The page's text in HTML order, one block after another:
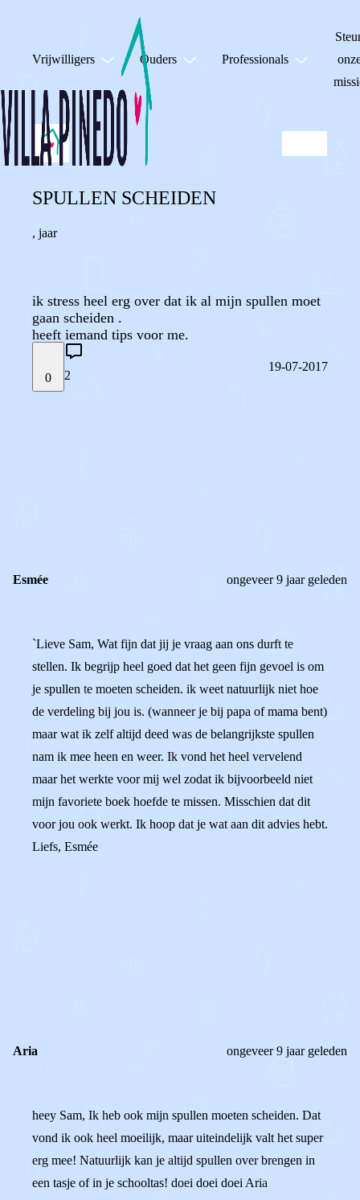
Vrijwilligers Ouders Professionals
SPULLEN SCHEIDEN
, jaar
ik stress heel erg over dat ik al mijn spullen moet
gaan scheiden .
heeft iemand tips voor me.
0 2
19-07-2017
Esmée ongeveer 9 jaar geleden
`Lieve Sam, Wat fijn dat jij je vraag aan ons durft te
stellen. Ik begrijp heel goed dat het geen fijn gevoel is om
je spullen te moeten scheiden. ik weet natuurlijk niet hoe
de verdeling bij jou is. (wanneer je bij papa of mama bent)
maar wat ik zelf altijd deed was de belangrijkste spullen
nam ik mee heen en weer. Ik vond het heel vervelend
maar het werkte voor mij wel zodat ik bijvoorbeeld niet
mijn favoriete boek hoefde te missen. Misschien dat dit
voor jou ook werkt. Ik hoop dat je wat aan dit advies hebt.
Liefs, Esmée
Aria ongeveer 9 jaar geleden
heey Sam, Ik heb ook mijn spullen moeten scheiden. Dat
vond ik ook heel moeilijk, maar uiteindelijk valt het super
erg mee! Natuurlijk kan je altijd spullen over brengen in
een tasje of in je schooltas! doei doei doei Aria